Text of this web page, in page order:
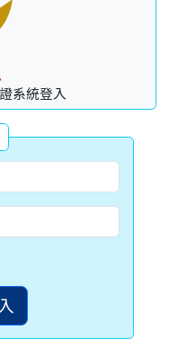
系統登入